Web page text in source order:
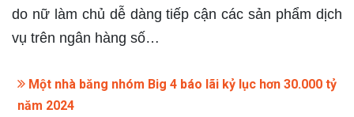
do nữ làm chủ dễ dàng tiếp cận các sản phẩm dịch
vụ trên ngân hàng số…
Một nhà băng nhóm Big 4 báo lãi kỷ lục hơn 30.000 tỷ
năm 2024